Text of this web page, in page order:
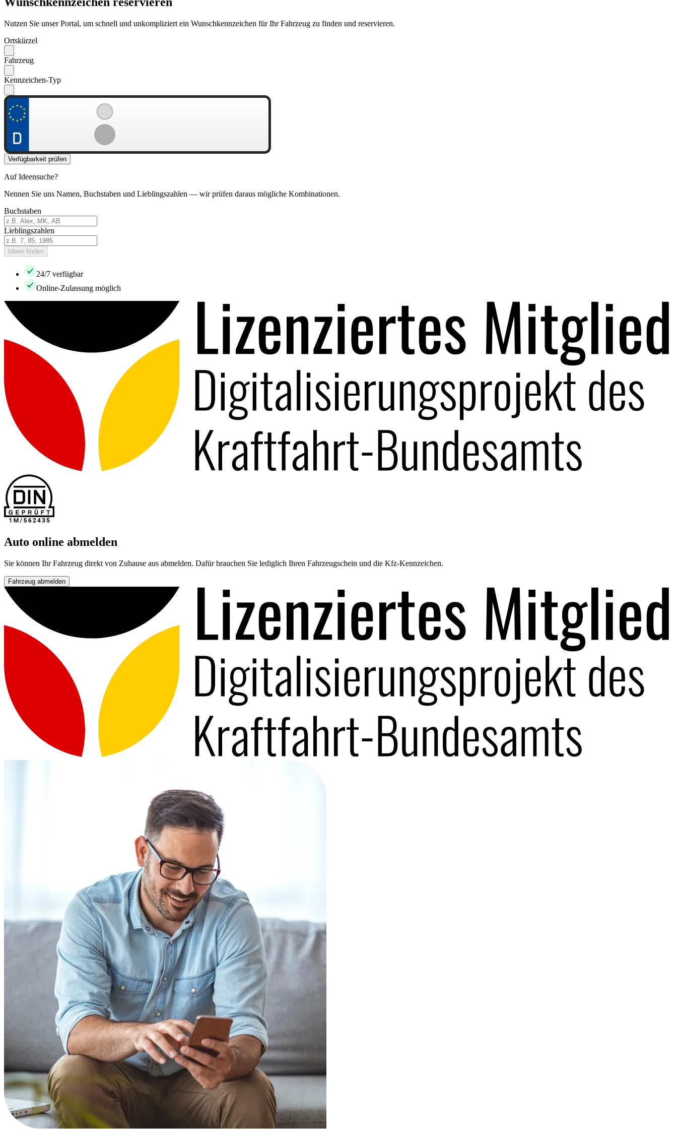
Nutzen Sie unser Portal, um schnell und unkompliziert ein Wunschkennzeichen für Ihr Fahrzeug zu finden und reservieren.
Ortskürzel
Fahrzeug
Kennzeichen-Typ
Verfügbarkeit prüfen
Auf Ideensuche?
Nennen Sie uns Namen, Buchstaben und Lieblingszahlen — wir prüfen daraus mögliche Kombinationen.
Buchstaben
Lieblingszahlen
Ideen finden
24/7 verfügbar
Online-Zulassung möglich
Auto online abmelden
Sie können Ihr Fahrzeug direkt von Zuhause aus abmelden. Dafür brauchen Sie lediglich Ihren Fahrzeugschein und die Kfz-Kennzeichen.
Fahrzeug abmelden